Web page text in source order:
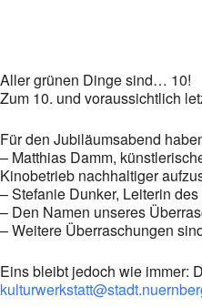
Aller grünen Dinge sind… 10!
Zum 10. und voraussichtlich
Für den Jubiläumsabend
– Matthias Damm,
Kinobetrieb nachhaltiger
– Stefanie Dunker, Leiterin
– Den Namen unseres
– Weitere Überraschungen
Eins bleibt jedoch wie immer: